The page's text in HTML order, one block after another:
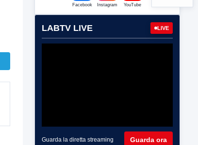
Facebook Instagram YouTube
LABTV LIVE LIVE
Guarda la diretta streaming Guarda ora